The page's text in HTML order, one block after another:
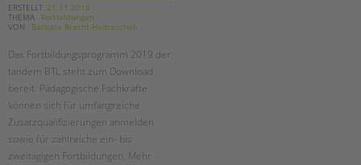
Tagesgruppen
EINGLIEDERUNGSHILFE
BETREUTES WOHNEN
TANDEM BTL AKADEMIE
Suchen
ERSTELLT 21.11.2018
THEMA
Fortbildungen
VON
Barbara Brecht-Hadraschek
Das Fortbildungsprogramm 2019 der
tandem BTL steht zum Download
bereit. Pädagogische Fachkräfte
können sich für umfangreiche
Zusatzqualifizierungen anmelden
sowie für zahlreiche ein- bis
zweitägigen Fortbildungen. Mehr